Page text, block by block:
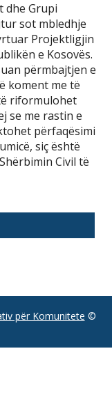
dhe Grupi
sot mbledhje
Projektligjin
e Kosovës.
përmbajtjen e
koment me të
riformulohet
se me rastin e
përfaqësimi
siç është
Civil të
për Komunitete ©